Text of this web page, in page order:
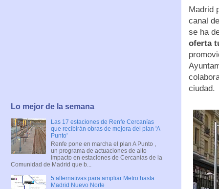
Madrid
canal
se ha
oferta
ciudad.
Lo mejor de la semana
Las 17 estaciones de Renfe Cercanías
que recibirán obras de mejora del plan 'A
Punto'
Renfe pone en marcha el plan A Punto ,
un programa de actuaciones de alto
impacto en estaciones de Cercanías de la
Comunidad de Madrid que b...
5 alternativas para ampliar Metro hasta
Madrid Nuevo Norte